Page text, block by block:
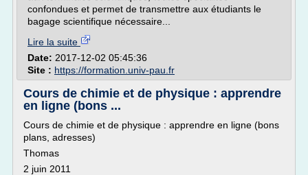
confondues et permet de transmettre aux étudiants le
bagage scientifique nécessaire...
Lire la suite
Date: 2017-12-02 05:45:36
Site : https://formation.univ-pau.fr
Cours de chimie et de physique : apprendre
en ligne (bons ...
Cours de chimie et de physique : apprendre en ligne (bons
plans, adresses)
Thomas
2 juin 2011